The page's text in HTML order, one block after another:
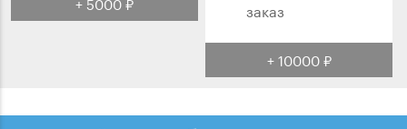
заказ
+ 10000 ₽